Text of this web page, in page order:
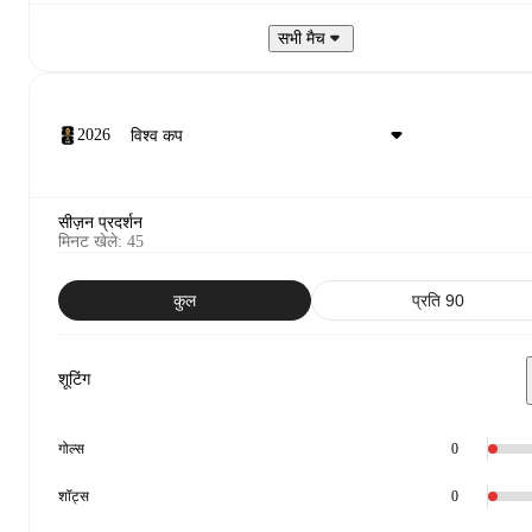
सभी मैच
2026
सीज़न प्रदर्शन
मिनट खेले: 45
कुल प्रति 90
शूटिंग
गोल्स 0
शॉट्स 0